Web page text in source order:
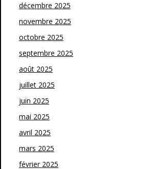
décembre 2025
novembre 2025
octobre 2025
septembre 2025
août 2025
juillet 2025
juin 2025
mai 2025
avril 2025
mars 2025
février 2025